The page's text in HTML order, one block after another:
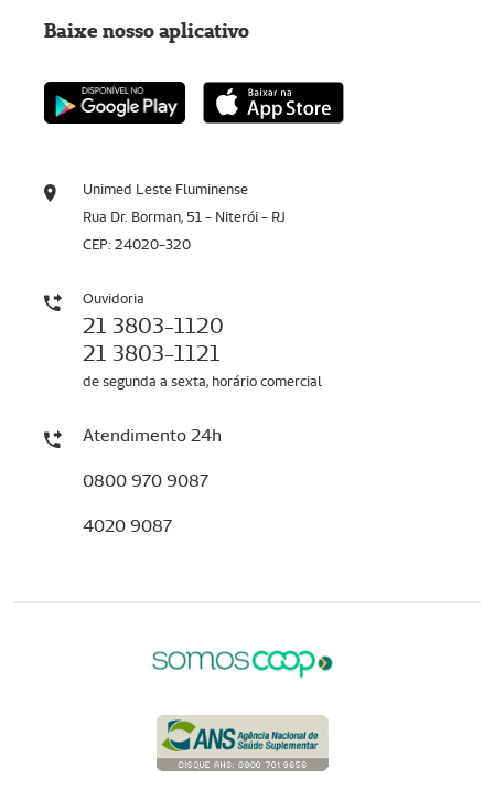
Unimed Leste Fluminense
Rua Dr. Borman, 51 - Niterói - RJ
CEP: 24020-320
Ouvidoria
21 3803-1120
21 3803-1121
de segunda a sexta, horário comercial
Atendimento 24h
0800 970 9087
4020 9087
Baixe nosso aplicativo